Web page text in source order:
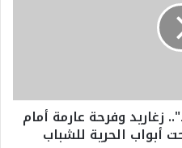
وفرحة عارمة أمام
أبواب الحرية للشباب